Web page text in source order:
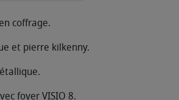
coffrage.
et pierre kilkenny.
foyer VISIO 8.